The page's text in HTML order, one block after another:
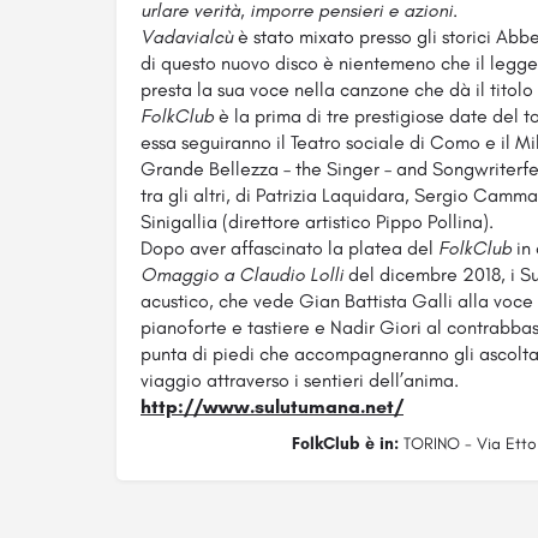
urlare verità, imporre pensieri e azioni.
Vadavialcùè stato mixato presso gli storici
di questo nuovo disco è nientemeno che il
presta la sua voce nella canzone che dà il
FolkClub è la prima di tre prestigiose date del
essa seguiranno il Teatro sociale di Como e il
Grande Bellezza – the Singer – and
tra gli altri, di Patrizia Laquidara, Sergio
Sinigallia (direttore artistico Pippo Pollina).
Dopo aver affascinato la platea del FolkClub in
Omaggio a Claudio Lollidel dicembre 2018, i
acustico, che vede Gian Battista Galli alla
pianoforte e tastiere e Nadir Giori al
punta di piedi che accompagneranno gli
viaggio attraverso i sentieri dell’anima.
http://www.sulutumana.net/
FolkClub è in: TORINO - Via